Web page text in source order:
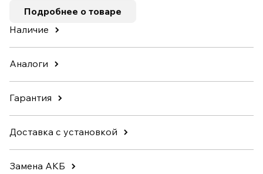
Подробнее о товаре
Наличие
Аналоги
Гарантия
Доставка с установкой
Замена АКБ